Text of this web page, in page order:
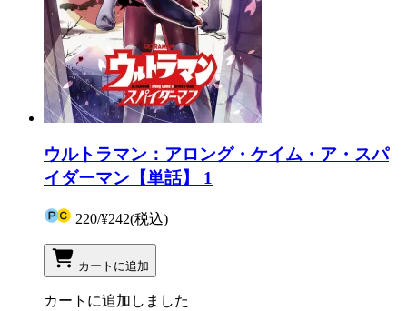
ウルトラマン：アロング・ケイム・ア・スパ
イダーマン【単話】 1
220/¥242(税込)
カートに追加
カートに追加しました